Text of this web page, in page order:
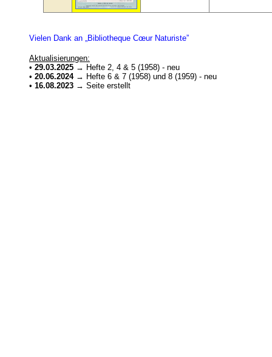
Vielen Dank an „Bibliotheque Cœur Naturiste”
Aktualisierungen:
• 29.03.2025 → Hefte 2, 4 & 5 (1958) - neu
• 20.06.2024→ Hefte 6 & 7 (1958) und 8 (1959) - neu
• 16.08.2023 → Seite erstellt